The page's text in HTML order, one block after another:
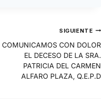
SIGUIENTE
COMUNICAMOS CON DOLOR
EL DECESO DE LA SRA.
PATRICIA DEL CARMEN
ALFARO PLAZA, Q.E.P.D